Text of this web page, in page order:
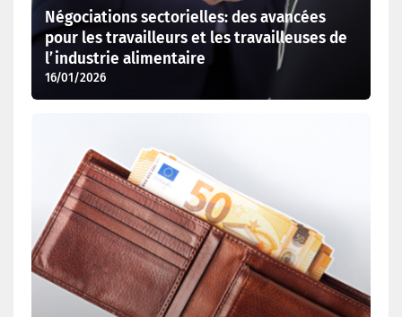
Négociations sectorielles: des avancées
pour les travailleurs et les travailleuses de
l’industrie alimentaire
16/01/2026